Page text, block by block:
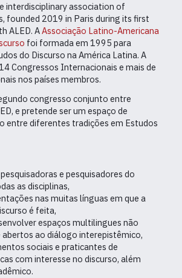
interdisciplinary association of
founded 2019 in Paris during its first
ALED. AAssociação Latino-Americana
foi formada em 1995 para
do Discurso na América Latina. A
Congressos Internacionais e mais de
nos países membros.
congresso conjunto entre
e pretende ser um espaço de
entre diferentes tradições em Estudos
e pesquisadores do
as disciplinas,
nas muitas línguas em que a
é feita,
espaços multilingues não
abertos ao diálogo interepistêmico,
sociais e praticantes de
com interesse no discurso, além